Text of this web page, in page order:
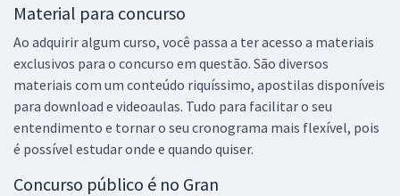
Material para concurso
Ao adquirir algum curso, você passa a ter acesso a materiais
exclusivos para o concurso em questão. São diversos
materiais com um conteúdo riquíssimo, apostilas disponíveis
para download e videoaulas. Tudo para facilitar o seu
entendimento e tornar o seu cronograma mais flexível, pois
é possível estudar onde e quando quiser.
Concurso público é no Gran